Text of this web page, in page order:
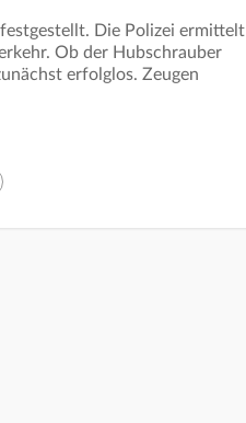
Die Polizei ermittelt
Ob der Hubschrauber
erfolglos. Zeugen